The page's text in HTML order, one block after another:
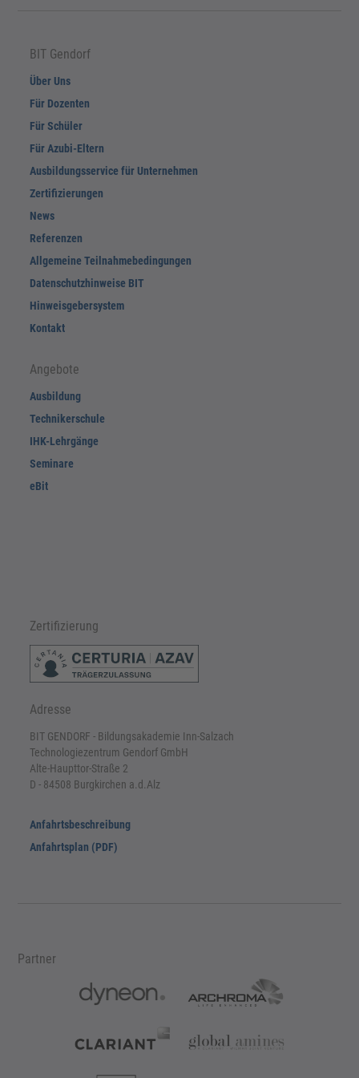
BIT Gendorf
Über Uns
Für Dozenten
Für Schüler
Für Azubi-Eltern
Ausbildungsservice für Unternehmen
Zertifizierungen
News
Referenzen
Allgemeine Teilnahmebedingungen
Datenschutzhinweise BIT
Hinweisgebersystem
Kontakt
Angebote
Ausbildung
Technikerschule
IHK-Lehrgänge
Seminare
eBit
Zertifizierung
Adresse
BIT GENDORF - Bildungsakademie Inn-Salzach
Technologiezentrum Gendorf GmbH
Alte-Haupttor-Straße 2
D - 84508 Burgkirchen a.d.Alz
Anfahrtsbeschreibung
Anfahrtsplan (PDF)
Partner